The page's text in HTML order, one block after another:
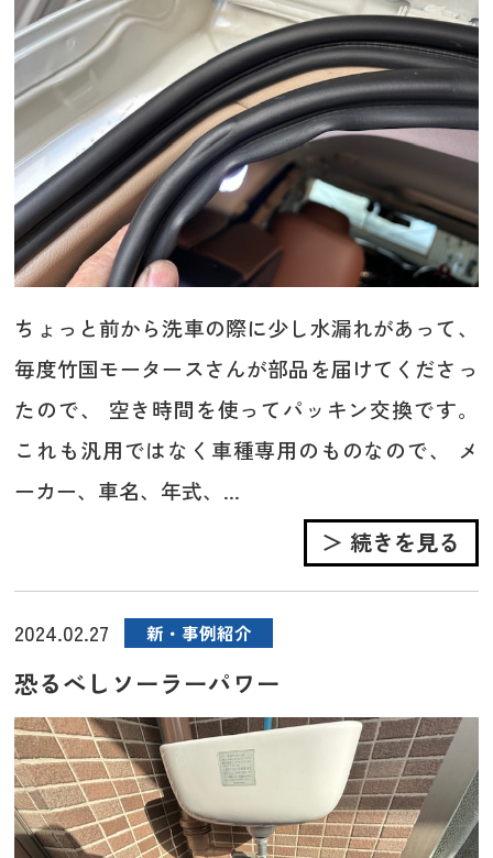
ちょっと前から洗車の際に少し水漏れがあって、
毎度竹国モータースさんが部品を届けてくださっ
たので、 空き時間を使ってパッキン交換です。
これも汎用ではなく車種専用のものなので、 メ
ーカー、車名、年式、...
＞ 続きを見る
2024.02.27 新・事例紹介
恐るべしソーラーパワー